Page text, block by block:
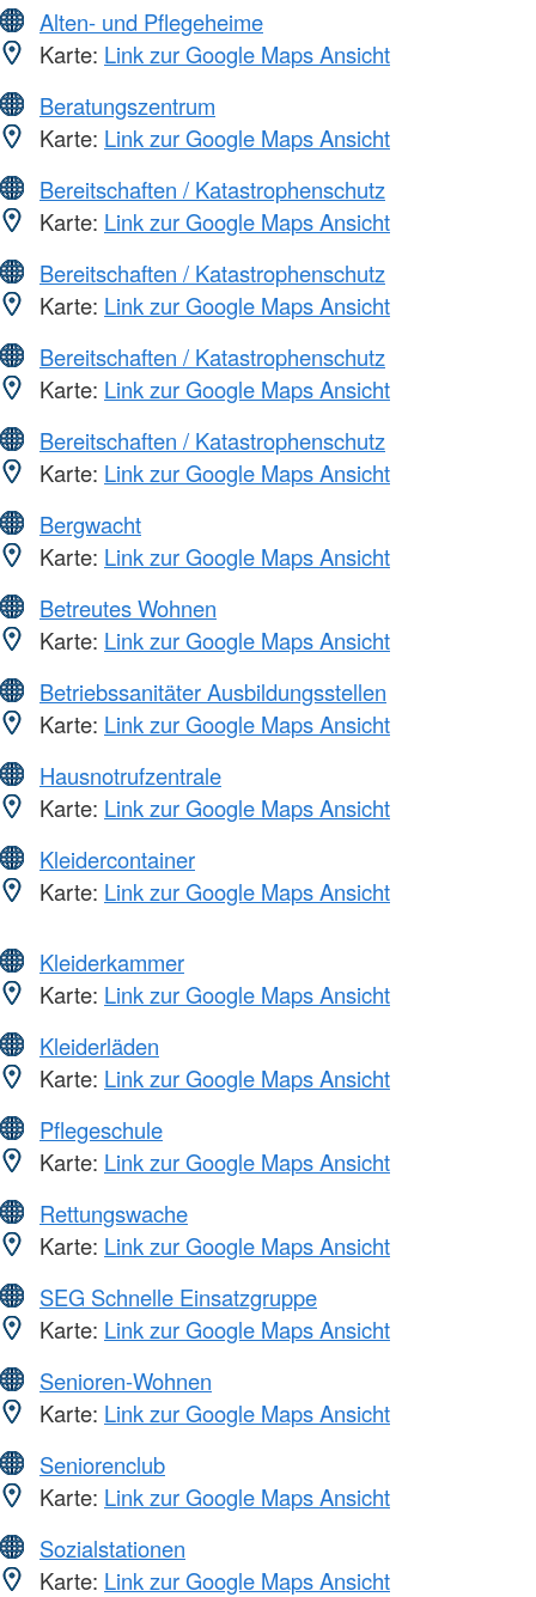
Alten- und Pflegeheime
Karte: Link zur Google Maps Ansicht
Beratungszentrum
Karte: Link zur Google Maps Ansicht
Bereitschaften / Katastrophenschutz
Karte: Link zur Google Maps Ansicht
Bereitschaften / Katastrophenschutz
Karte: Link zur Google Maps Ansicht
Bereitschaften / Katastrophenschutz
Karte: Link zur Google Maps Ansicht
Bereitschaften / Katastrophenschutz
Karte: Link zur Google Maps Ansicht
Bergwacht
Karte: Link zur Google Maps Ansicht
Betreutes Wohnen
Karte: Link zur Google Maps Ansicht
Betriebssanitäter Ausbildungsstellen
Karte: Link zur Google Maps Ansicht
Hausnotrufzentrale
Karte: Link zur Google Maps Ansicht
Kleidercontainer
Karte: Link zur Google Maps Ansicht
Kleiderkammer
Karte: Link zur Google Maps Ansicht
Kleiderläden
Karte: Link zur Google Maps Ansicht
Pflegeschule
Karte: Link zur Google Maps Ansicht
Rettungswache
Karte: Link zur Google Maps Ansicht
SEG Schnelle Einsatzgruppe
Karte: Link zur Google Maps Ansicht
Senioren-Wohnen
Karte: Link zur Google Maps Ansicht
Seniorenclub
Karte: Link zur Google Maps Ansicht
Sozialstationen
Karte: Link zur Google Maps Ansicht